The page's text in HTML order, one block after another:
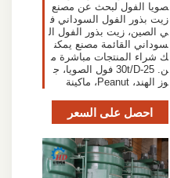
صويا الفول لبحث عن مصنع
زيت بذور الفول السوداني ف
ي الصين، زيت بذور الفول ال
سوداني القائمة مصنع يمكن
ك شراء المنتجات مباشرة م
ن. 25-30t/D فول الصويا، ج
وز الهند، Peanut، ماكينة
احصل على السعر